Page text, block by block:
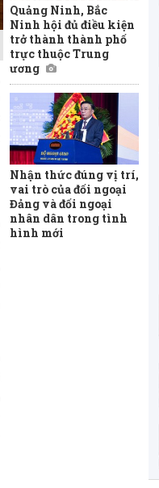
Quảng Ninh, Bắc
Ninh hội đủ điều kiện
trở thành thành phố
trực thuộc Trung
ương
Nhận thức đúng vị trí,
vai trò của đối ngoại
Đảng và đối ngoại
nhân dân trong tình
hình mới